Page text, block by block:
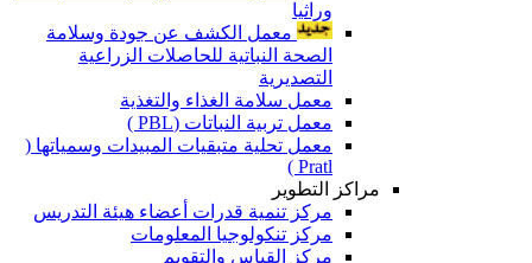
وراثيا
معمل الكشف عن جودة وسلامة
الصحة النباتية للحاصلات الزراعية
التصديرية
معمل سلامة الغذاء والتغذية
معمل تربية النباتات (PBL )
معمل تحلية متبقيات المبيدات وسمياتها (
Pratl )
مراكز التطوير
مركز تنمية قدرات أعضاء هيئة التدريس
مركز تنكولوجيا المعلومات
مركز القياس والتقويم